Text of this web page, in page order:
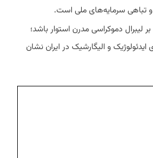
و تباهی سرمایه‌های ملی است.
دموکراسی مدرن استوار باشد؛
و الیگارشیک در ایران نشان